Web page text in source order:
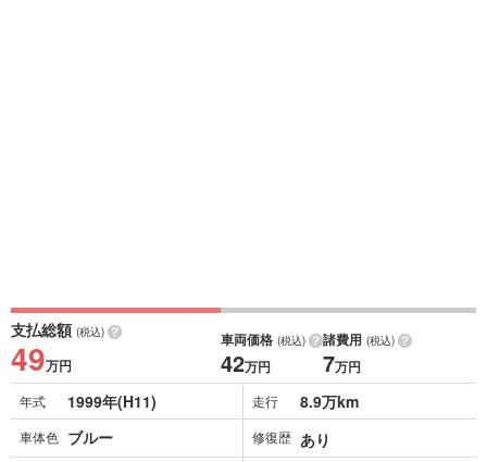
支払総額 (税込)
49万円
車両価格 (税込)
42万円
諸費用 (税込)
7万円
年式 1999年(H11) 走行 8.9万km
車体色 ブルー 修復歴 あり